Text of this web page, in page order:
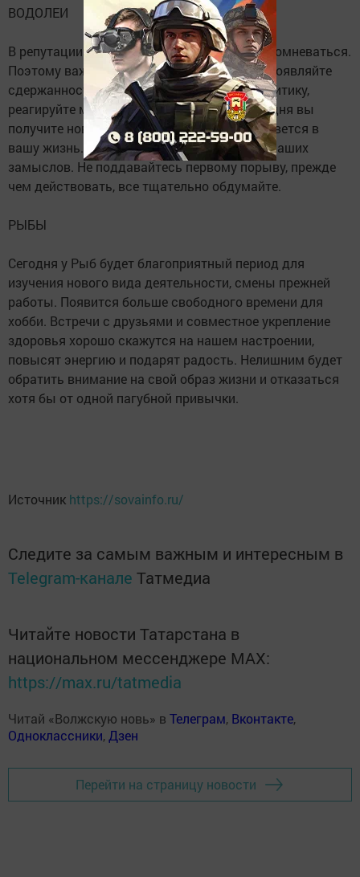
ВОДОЛЕИ
В репутации и авторитете Водолеев могут сомневаться.
Поэтому важно следить за своей речью. Проявляйте
сдержанность, спокойно воспринимайте критику,
реагируйте мягко на ситуацию. После полудня вы
получите новость, которая неожиданно ворвется в
вашу жизнь. Она позволит подвести итоги ваших
замыслов. Не поддавайтесь первому порыву, прежде
чем действовать, все тщательно обдумайте.
РЫБЫ
Сегодня у Рыб будет благоприятный период для
изучения нового вида деятельности, смены прежней
работы. Появится больше свободного времени для
хобби. Встречи с друзьями и совместное укрепление
здоровья хорошо скажутся на нашем настроении,
повысят энергию и подарят радость. Нелишним будет
обратить внимание на свой образ жизни и отказаться
хотя бы от одной пагубной привычки.
Источник https://sovainfo.ru/
Следите за самым важным и интересным в
Telegram-канале Татмедиа
Читайте новости Татарстана в
национальном мессенджере MАХ:
https://max.ru/tatmedia
Читай «Волжскую новь» в Телеграм, Вконтакте,
Одноклассники, Дзен
Перейти на страницу новости